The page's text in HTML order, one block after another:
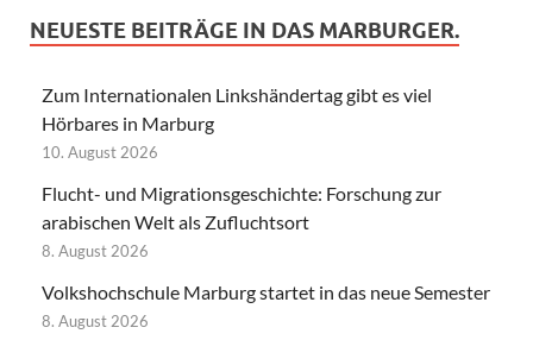
NEUESTE BEITRÄGE IN DAS MARBURGER.
Zum Internationalen Linkshändertag gibt es viel
Hörbares in Marburg
10. August 2026
Flucht- und Migrationsgeschichte: Forschung zur
arabischen Welt als Zufluchtsort
8. August 2026
Volkshochschule Marburg startet in das neue Semester
8. August 2026